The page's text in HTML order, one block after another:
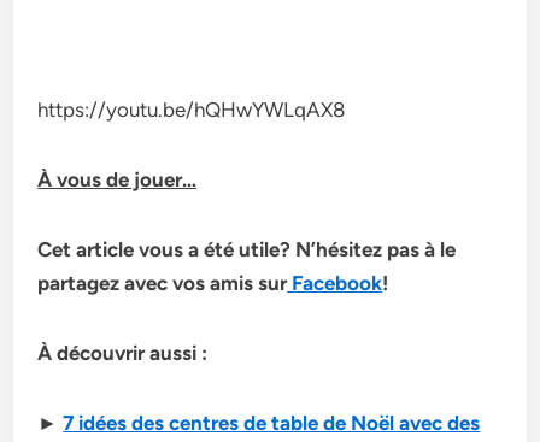
https://youtu.be/hQHwYWLqAX8
À vous de jouer…
Cet article vous a été utile? N’hésitez pas à le
partagez avec vos amis surFacebook!
À découvrir aussi :
► 7 idées des centres de table de Noël avec des